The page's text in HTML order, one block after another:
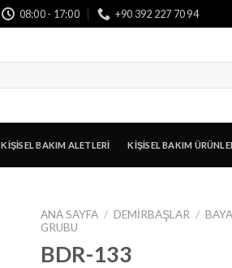
08:00 - 17:00 +90 392 227 70 94
KIŞISEL BAKIM ALETLERI KIŞISEL BAKIM
ANA SAYFA / DEMIRBAŞLAR /
GRUBU
BDR-133